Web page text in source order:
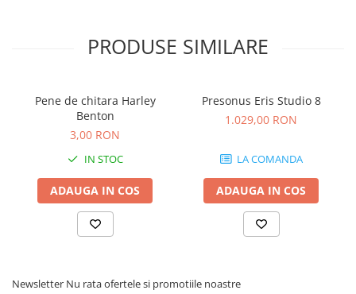
Subwoofere de studio
Tratament acustic
Lumini si efecte
Accesorii pentru lumini
Bare Led
Cabluri de Alimentare
Case-uri de lumini
Efecte de lumini
PRODUSE SIMILARE
Pene de chitara Harley
Benton
3,00 RON
IN STOC
ADAUGA IN COS
Presonus Eris Studio 8
1.029,00 RON
LA COMANDA
ADAUGA IN COS
Newsletter Nu rata ofertele si promotiile noastre